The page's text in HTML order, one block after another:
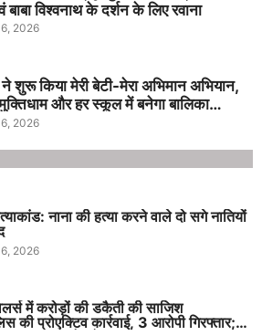
बाबा विश्वनाथ के दर्शन के लिए रवाना
2026
शुरू किया मेरी बेटी-मेरा अभिमान अभियान,
और हर स्कूल में बनेगा बालिका
2026
नाना की हत्या करने वाले दो सगे नातियों
2026
में करोड़ों की डकैती की साजिश
की प्रोएक्टिव कार्रवाई, 3 आरोपी गिरफ्तार;